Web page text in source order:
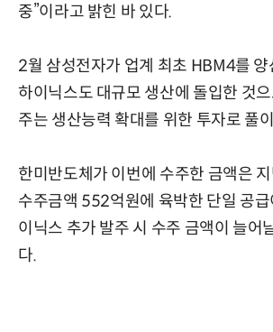
중”이라고 밝힌 바 있다.
2월 삼성전자가 업계 최초 HBM4를 양
하이닉스도 대규모 생산에 돌입한 것
주는 생산능력 확대를 위한 투자로 풀
한미반도체가 이번에 수주한 금액은
수주금액 552억원에 육박한 단일 공
이닉스 추가 발주 시 수주 금액이 늘어
다.